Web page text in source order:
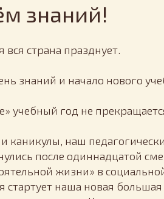
знаний!
вся страна празднует.
знаний и начало нового
учебный год не
каникулы, наш
после одиннадцатой
жизни» в
стартует наша новая